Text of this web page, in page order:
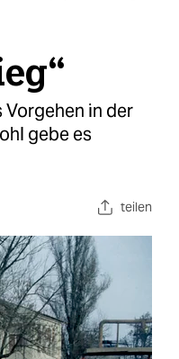
in der
gebe es
teilen